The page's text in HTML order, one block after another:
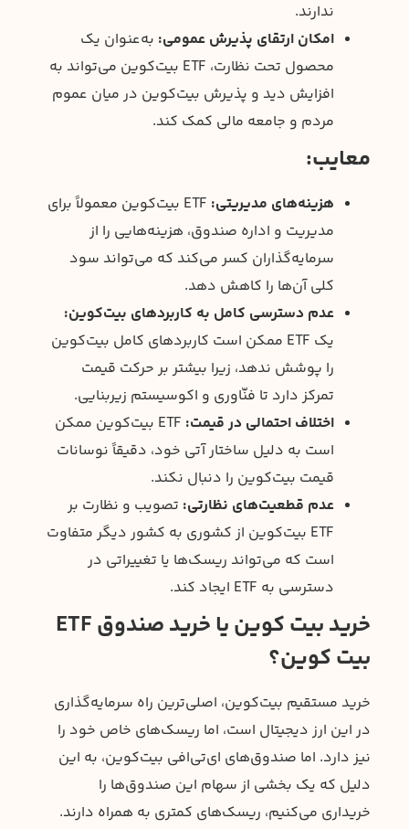
ندارند.
امکان ارتقای پذیرش عمومی: به‌عنوان یک
محصول تحت نظارت، ETF بیت‌کوین می‌تواند به
افزایش دید و پذیرش بیت‌کوین در میان عموم
مردم و جامعه مالی کمک کند.
معایب:
هزینه‌های مدیریتی:
ETF بیت‌کوین معمولاً برای
مدیریت و اداره صندوق، هزینه‌هایی را از
سرمایه‌گذاران کسر می‌کند که می‌تواند سود
کلی آن‌ها را کاهش دهد.
عدم دسترسی کامل به کاربردهای بیت‌کوین:
یک ETF ممکن است کاربردهای کامل بیت‌کوین
را پوشش ندهد، زیرا بیشتر بر حرکت قیمت
تمرکز دارد تا فنّاوری و اکوسیستم زیربنایی.
اختلاف احتمالی در قیمت:
ETF بیت‌کوین ممکن
است به دلیل ساختار آتی خود، دقیقاً نوسانات
قیمت بیت‌کوین را دنبال نکند.
عدم قطعیت‌های نظارتی: تصویب و نظارت بر
ETF بیت‌کوین از کشوری به کشور دیگر متفاوت
است که می‌تواند ریسک‌ها یا تغییراتی در
دسترسی به ETF ایجاد کند.
خرید بیت کوین یا خرید صندوق ETF
بیت کوین؟
خرید مستقیم بیت‌کوین، اصلی‌ترین راه سرمایه‌گذاری
در این ارز دیجیتال است، اما ریسک‌های خاص خود را
نیز دارد. اما صندوق‌های ای‌تی‌افی بیت‌کوین، به این
دلیل که یک بخشی از سهام این صندوق‌ها را
خریداری می‌کنیم، ریسک‌های کمتری به همراه دارند.